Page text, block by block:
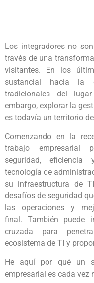
Los integradores no
través de una
visitantes. En los
sustancial hacia la
tradicionales del
embargo, explorar la
es todavía un territorio
Comenzando en la
trabajo empresarial
seguridad,
tecnología de
su infraestructura de
desafíos de seguridad
las operaciones y
final. También puede
cruzada para
ecosistema de TI y
He aquí por qué un
empresarial es cada vez